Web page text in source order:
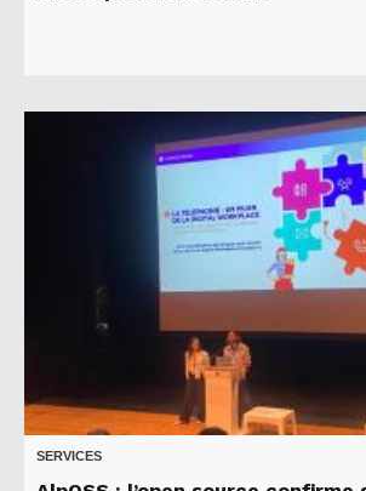
SERVICES